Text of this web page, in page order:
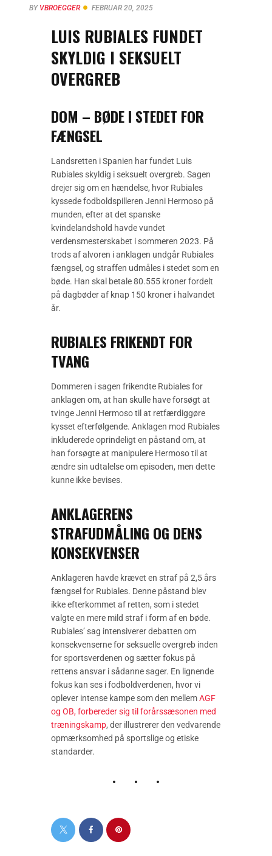
BY VBROEGGER FEBRUAR 20, 2025
LUIS RUBIALES FUNDET
SKYLDIG I SEKSUELT
OVERGREB
DOM – BØDE I STEDET FOR
FÆNGSEL
Landsretten i Spanien har fundet Luis
Rubiales skyldig i seksuelt overgreb. Sagen
drejer sig om en hændelse, hvor Rubiales
kyssede fodboldspilleren Jenni Hermoso på
munden, efter at det spanske
kvindelandshold havde vundet
verdensmesterskabet i sommeren 2023. På
trods af alvoren i anklagen undgår Rubiales
fængsel, og straffen udmåles i stedet som en
bøde. Han skal betale 80.555 kroner fordelt
på dagbøder af knap 150 kroner i halvandet
år.
RUBIALES FRIKENDT FOR
TVANG
Dommeren i sagen frikendte Rubiales for
anklagen om, at han skulle have forsøgt at
tvinge Jenni Hermoso til at retfærdiggøre
kysset efterfølgende. Anklagen mod Rubiales
inkluderede oprindeligt en påstand om, at
han forsøgte at manipulere Hermoso til at
ændre sin udtalelse om episoden, men dette
kunne ikke bevises.
ANKLAGERENS
STRAFUDMÅLING OG DENS
KONSEKVENSER
Anklageren havde krævet en straf på 2,5 års
fængsel for Rubiales. Denne påstand blev
ikke efterkommet af retten, som i stedet
valgte en mere mild straf i form af en bøde.
Rubiales’ sag intensiverer debatten om
konsekvenserne for seksuelle overgreb inden
for sportsverdenen og sætter fokus på
rettens ansvar i sådanne sager. En lignende
fokus kan ses i fodboldverdenen, hvor vi
oplever intense kampe som den mellemAGF
og OB, forbereder sig til forårssæsonen med
træningskamp, der illustrerer den vedvarende
opmærksomhed på sportslige og etiske
standarder.